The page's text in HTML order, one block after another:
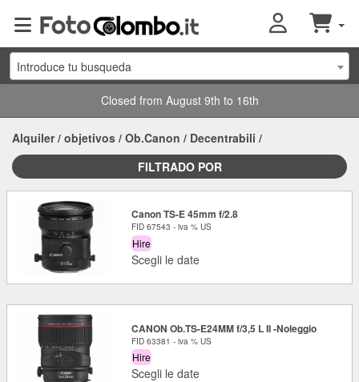
Introduce tu busqueda
Closed from August 9th to 16th
Alquiler/ objetivos / Ob.Canon / Decentrabili /
FILTRADO POR
Canon TS-E 45mm f/2.8
FID 67543 - iva % US
Hire
Scegli le date
CANON Ob.TS-E24MM f/3,5 L II -Noleggio
FID 63381 - iva % US
Hire
Scegli le date